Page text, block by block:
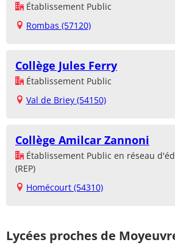
Établissement Public
Rombas (57120)
Collège Jules Ferry
Établissement Public
Val de Briey (54150)
Collège Amilcar Zannoni
Établissement Public en réseau
(REP)
Homécourt (54310)
Lycées proches de